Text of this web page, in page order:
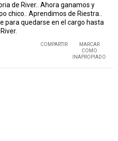
de River.. Ahora ganamos y
chico.. Aprendimos de Riestra..
para quedarse en el cargo hasta
COMPARTIR
MARCAR
COMO
INAPROPIADO